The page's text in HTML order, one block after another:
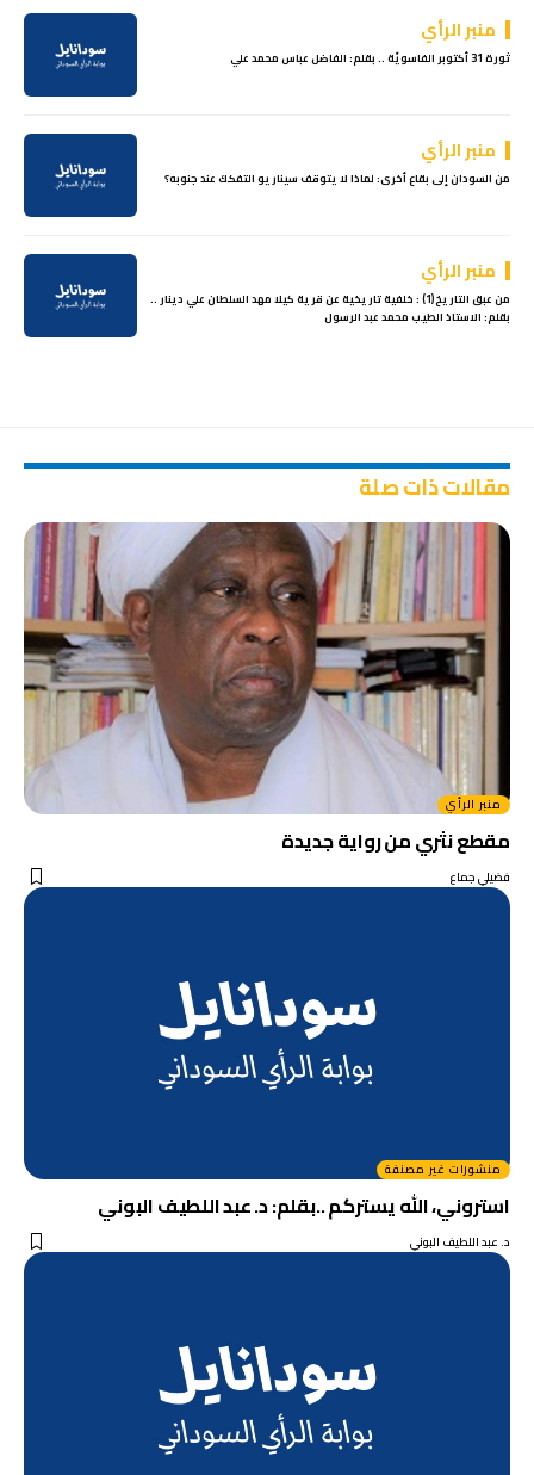
منبر الرأي
ثورة 31 أكتوبر الفاسويّة .. بقلم: الفاضل عباس محمد علي
منبر الرأي
من السودان إلى بقاع أخرى: لماذا لا يتوقف سيناريو التفكك عند جنوبه؟
منبر الرأي
من عبق التاريخ(1) : خلفية تاريخية عن قرية كيلا مهد السلطان علي دينار ..
بقلم: الاستاذ الطيب محمد عبد الرسول
مقالات ذات صلة
منبر الرأي
مقطع نثري من رواية جديدة
فضيلي جماع
منشورات غير مصنفة
استروني، الله يستركم ..بقلم: د. عبد اللطيف البوني
د. عبد اللطيف البوني